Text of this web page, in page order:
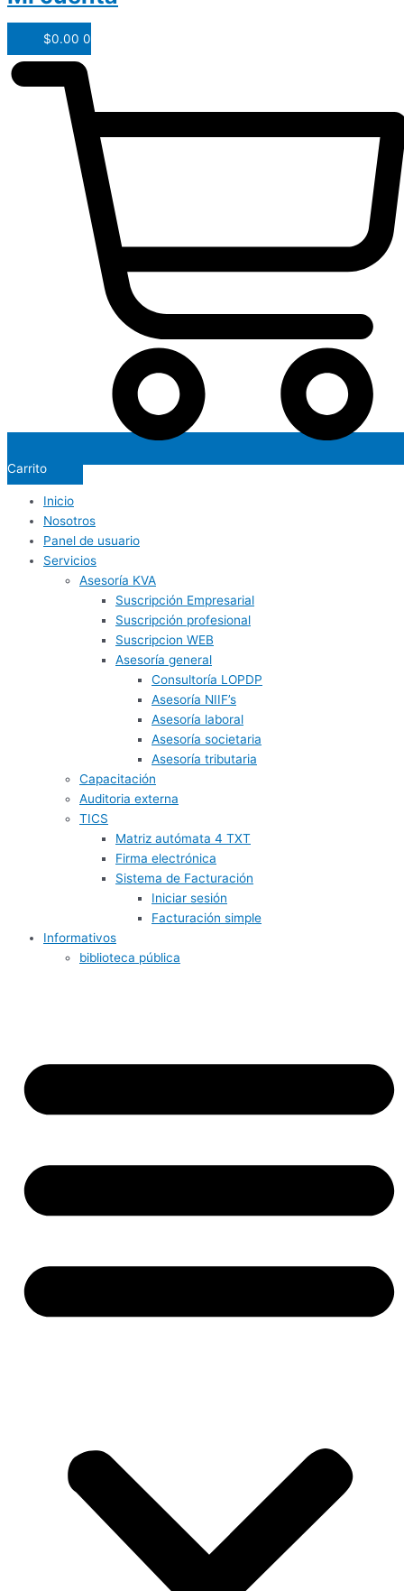
$0.00 0
Carrito
Inicio
Nosotros
Panel de usuario
Servicios
Asesoría KVA
Suscripción Empresarial
Suscripción profesional
Suscripcion WEB
Asesoría general
Consultoría LOPDP
Asesoría NIIF’s
Asesoría laboral
Asesoría societaria
Asesoría tributaria
Capacitación
Auditoria externa
TICS
Matriz autómata 4 TXT
Firma electrónica
Sistema de Facturación
Iniciar sesión
Facturación simple
Informativos
biblioteca pública